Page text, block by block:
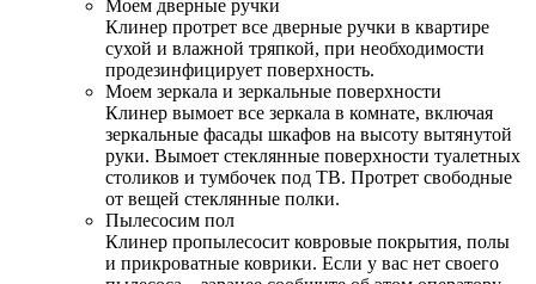
Моем дверные ручки
Клинер протрет все дверные ручки в квартире
сухой и влажной тряпкой, при необходимости
продезинфицирует поверхность.
Моем зеркала и зеркальные поверхности
Клинер вымоет все зеркала в комнате, включая
зеркальные фасады шкафов на высоту вытянутой
руки. Вымоет стеклянные поверхности туалетных
столиков и тумбочек под ТВ. Протрет свободные
от вещей стеклянные полки.
Пылесосим пол
Клинер пропылесосит ковровые покрытия, полы
и прикроватные коврики. Если у вас нет своего